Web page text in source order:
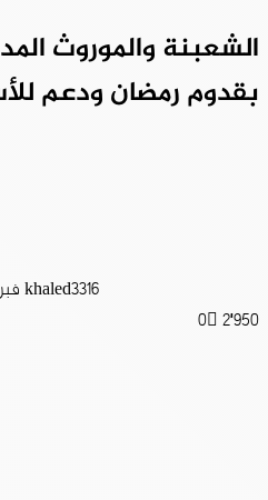
الشعبنة والموروث
بقدوم رمضان ودعم
khaled3316 فبراير، 2026
0 2٬950